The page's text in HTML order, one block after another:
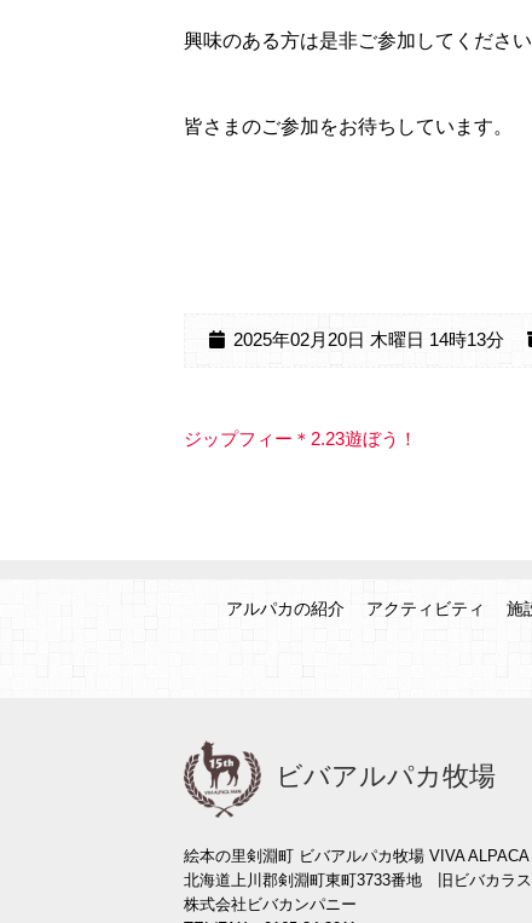
興味のある方は是非ご参加してください
皆さまのご参加をお待ちしています。
2025年02月20日 木曜日 14時13分
ジップフィー＊2.23遊ぼう！
アルパカの紹介 アクティビティ 施
ビバアルパカ牧場
絵本の里剣淵町 ビバアルパカ牧場 VIVA ALPACA
北海道上川郡剣淵町東町3733番地 旧ビバカラ
株式会社ビバカンパニー